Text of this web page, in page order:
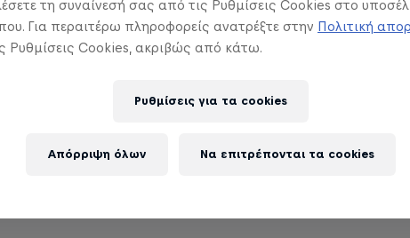
τη συναίνεσή σας από τις Ρυθμίσεις Cookies στο
Για περαιτέρω πληροφορείς ανατρέξτε στην Πολιτική
Ρυθμίσεις Cookies, ακριβώς από κάτω.
Ρυθμίσεις για τα cookies
Απόρριψη όλων Να επιτρέπονται τα cookies